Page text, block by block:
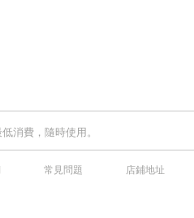
消費，隨時使用。
常見問題 店鋪地址